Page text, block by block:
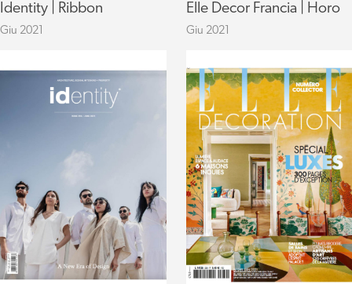
Identity | Ribbon
Giu 2021
Elle Decor Francia | Horo
Giu 2021